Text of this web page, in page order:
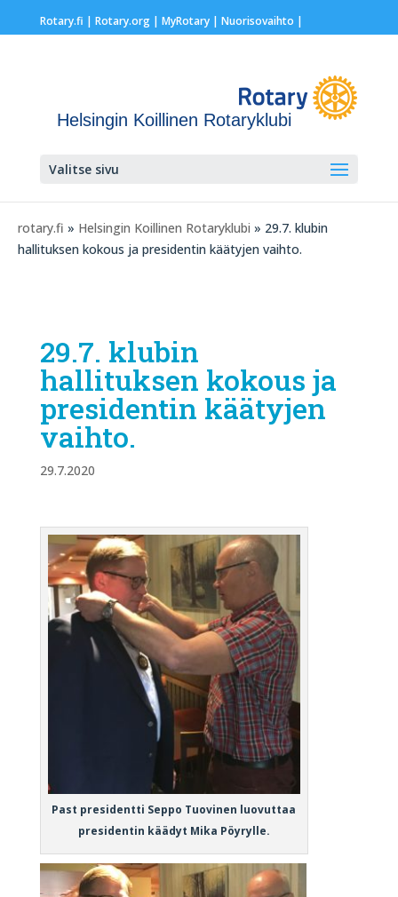
Rotary.fi | Rotary.org| MyRotary | Nuorisovaihto |
Helsingin Koillinen Rotaryklubi
Valitse sivu
rotary.fi » Helsingin Koillinen Rotaryklubi » 29.7. klubin
hallituksen kokous ja presidentin käätyjen vaihto.
29.7. klubin
hallituksen kokous ja
presidentin käätyjen
vaihto.
29.7.2020
Past presidentti Seppo Tuovinen luovuttaa
presidentin käädyt Mika Pöyrylle.